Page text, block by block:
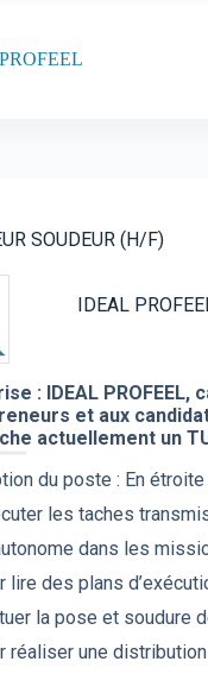
SOUDEUR (H/F)
IDEAL
: IDEAL
et aux
actuellement un
du poste : En
les taches
dans les
lire des plans
la pose et soudure
réaliser une